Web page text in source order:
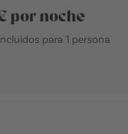
por noche
para 1 persona